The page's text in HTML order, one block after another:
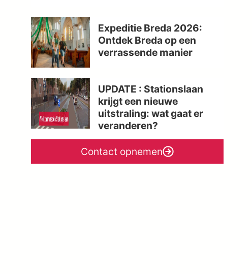
Expeditie Breda 2026:
Ontdek Breda op een
verrassende manier
UPDATE : Stationslaan
krijgt een nieuwe
uitstraling: wat gaat er
veranderen?
Contact opnemen